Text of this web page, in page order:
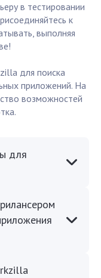
в тестировании
к
выполняя
для поиска
приложений. На
возможностей
для